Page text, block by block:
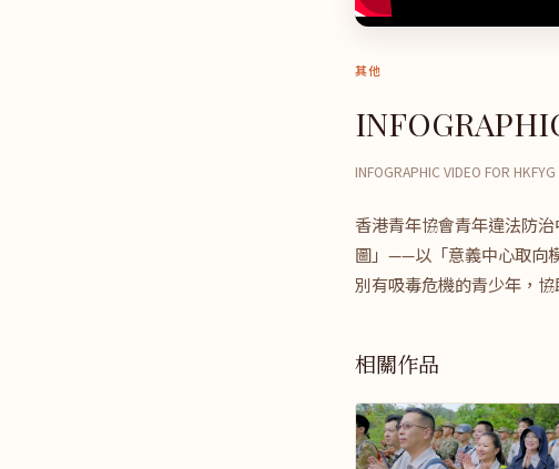
其他
INFOGRAPHIC VIDEO FOR
香港青年協會青年違法防治
圖」——以「意義中心取向
別有吸毒危機的青少年，
相關作品